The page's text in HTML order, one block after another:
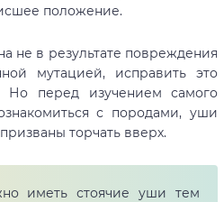
положение.
не в результате повреждения
мутацией, исправить это
перед изучением самого
с породами, уши
торчать вверх.
иметь стоячие уши тем